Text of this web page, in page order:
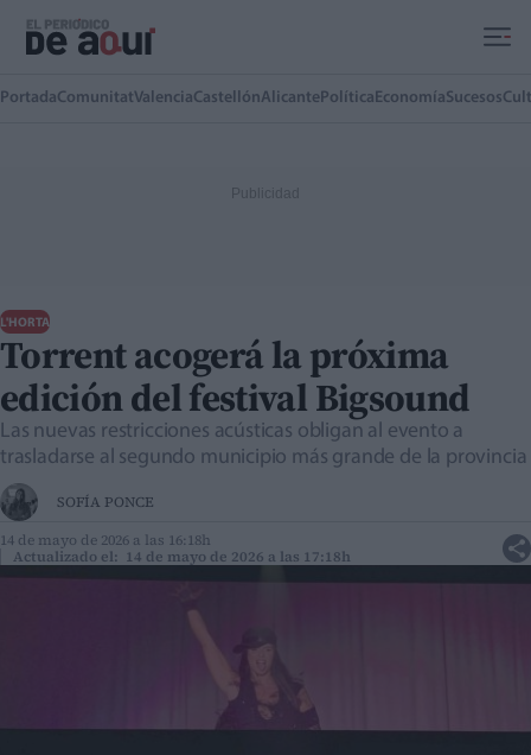
PortadaComunitatValenciaCastellónAlicante Política EconomíaSucesos
L'HORTA
Torrent acogerá la próxima
edición del festival Bigsound
Las nuevas restricciones acústicas obligan al evento a
trasladarse al segundo municipio más grande de la provincia
SOFÍA PONCE
14 de mayo de 2026 a las 16:18h
Actualizado el: 14 de mayo de 2026 a las 17:18h